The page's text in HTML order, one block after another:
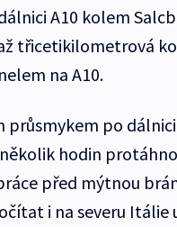
A10 kolem
třicetikilometrová
na A10.
průsmykem po
hodin
před mýtnou
i na severu Itálie